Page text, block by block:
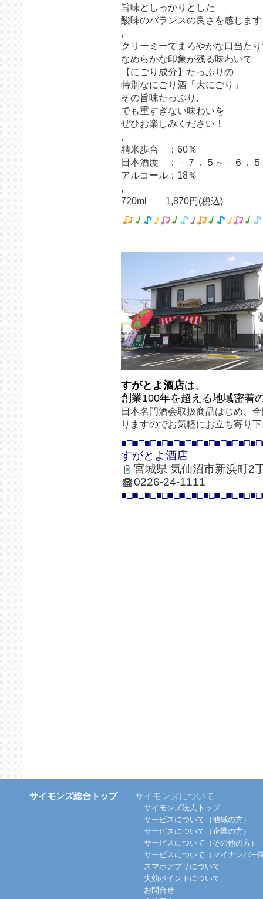
旨味としっかりとした
酸味のバランスの良さを感じま
,
クリーミーでまろやかな口当た
なめらかな印象が残る味わいで
【にごり成分】たっぷりの
特別なにごり酒「大にごり」
その旨味たっぷり,
でも重すぎない味わいを
ぜひお楽しみください！
,
精米歩合 ：60％
日本酒度 ：－７．５～－６．５
アルコール：18％
,
720ml 1,870円(税込)
すがとよ酒店は、
創業100年を超える地域密着
日本名門酒会取扱商品はじめ、
りますのでお気軽にお立ち寄り
すがとよ酒店
宮城県 気仙沼市新浜町2
0226-24-1111
サイモンズ総合トップ サイモンズについて
サイモンズ法人トップ
サービスについて（地域の方）
サービスについて（企業の方）
サービスについて（その他の方）
サービスについて（マイナンバー
スマホアプリについて
失効ポイントについて
お問合せ